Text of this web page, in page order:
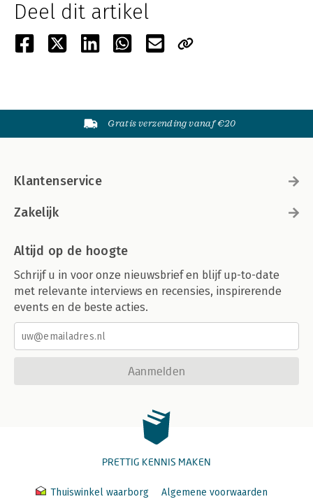
Deel dit artikel
Gratis verzending vanaf €20
Klantenservice
Zakelijk
Altijd op de hoogte
Schrijf u in voor onze nieuwsbrief en blijf up-to-date
met relevante interviews en recensies, inspirerende
events en de beste acties.
Aanmelden
PRETTIG KENNIS MAKEN
Thuiswinkel waarborg Algemene voorwaarden